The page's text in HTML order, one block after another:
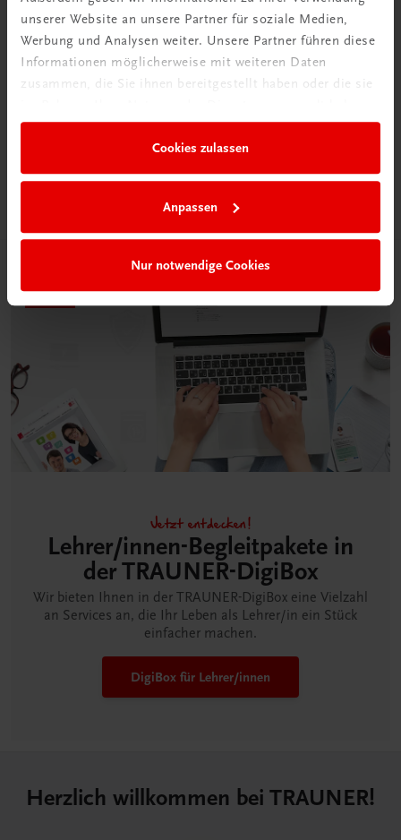
unserer Website an unsere Partner für soziale Medien,
Werbung und Analysen weiter. Unsere Partner führen diese
Informationen möglicherweise mit weiteren Daten
zusammen, die Sie ihnen bereitgestellt haben oder die sie
Cookies zulassen
Anpassen
Nur notwendige Cookies
Neu in der DigiBox
Klassenzimmer“
Mehr dazu
Jetzt entdecken!
Lehrer/innen-Begleitpakete in
der TRAUNER-DigiBox
Wir bieten Ihnen in der TRAUNER-DigiBox eine Vielzahl
an Services an, die Ihr Leben als Lehrer/in ein Stück
einfacher machen.
DigiBox für Lehrer/innen
Herzlich willkommen bei TRAUNER!